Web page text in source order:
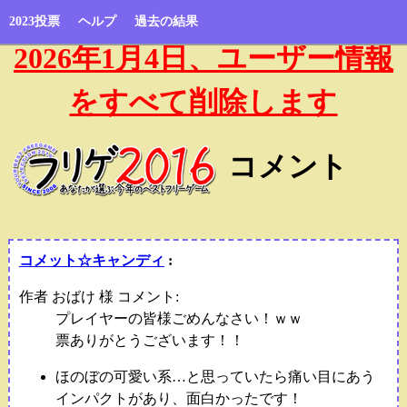
2023投票 ヘルプ 過去の結果
2026年1月4日、ユーザー情報
をすべて削除します
コメント
コメット☆キャンディ :
作者 おばけ 様 コメント:
プレイヤーの皆様ごめんなさい！ｗｗ
票ありがとうございます！！
ほのぼの可愛い系…と思っていたら痛い目にあう
インパクトがあり、面白かったです！